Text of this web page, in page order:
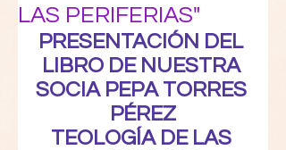
LAS PERIFERIAS"
PRESENTACIÓN DEL
LIBRO DE NUESTRA
SOCIA PEPA TORRES
PÉREZ
TEOLOGÍA DE LAS